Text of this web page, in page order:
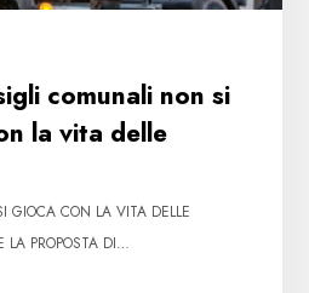
comunali non si
la vita delle
GIOCA CON LA VITA DELLE
LA PROPOSTA DI…